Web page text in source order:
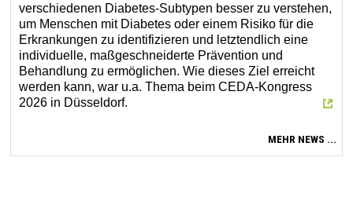
verschiedenen Diabetes-Subtypen besser zu verstehen,
um Menschen mit Diabetes oder einem Risiko für die
Erkrankungen zu identifizieren und letztendlich eine
individuelle, maßgeschneiderte Prävention und
Behandlung zu ermöglichen. Wie dieses Ziel erreicht
werden kann, war u.a. Thema beim CEDA-Kongress
2026 in Düsseldorf.
MEHR NEWS ...